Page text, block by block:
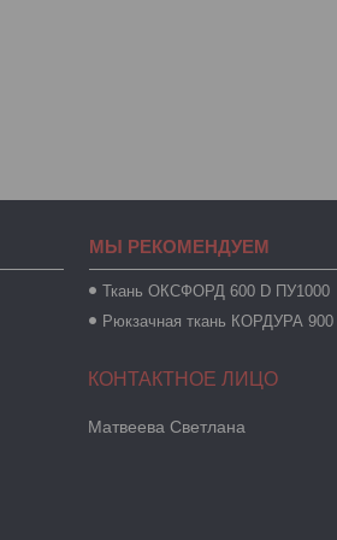
МЫ РЕКОМЕНДУЕМ
Ткань ОКСФОРД 600 D ПУ1000
Рюкзачная ткань КОРДУРА
Maтвеева Светлана